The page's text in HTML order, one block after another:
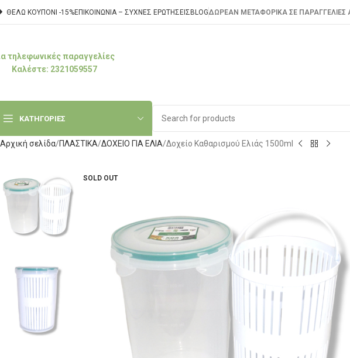
ΘΕΛΩ ΚΟΥΠΟΝΙ -15%ΕΠΙΚΟΙΝΩΝΊΑ – ΣΥΧΝΈΣ ΕΡΩΤΉΣΕΙΣBLOGΔΩΡΕΑΝ ΜΕΤΑΦΟΡΙΚΑ ΣΕ ΠΑΡΑΓΓΕΛΙΕΣ
τηλεφωνικές παραγγελίες
Καλέστε: 2321059557
ΚΑΤΗΓΟΡΙΕΣ
Αρχική σελίδα ΠΛΑΣΤΙΚΑ ΔΟΧΕΙΟ ΓΙΑ ΕΛΙΑ Δοχείο Καθαρισμού Ελιάς 1500ml
SOLD OUT